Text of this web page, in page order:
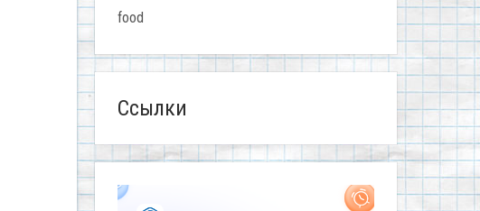
food
Ссылки